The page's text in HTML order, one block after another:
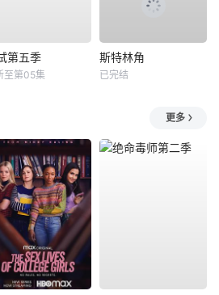
第五季
至第05集
斯特林角
已完结
更多